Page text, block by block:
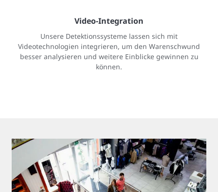
Video-Integration
Unsere Detektionssysteme lassen sich mit
Videotechnologien integrieren, um den Warenschwund
besser analysieren und weitere Einblicke gewinnen zu
können.